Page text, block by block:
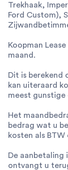
Trekhaak,
Ford Custom),
Koopman
maand.
Dit is berekend
kan uiteraard
meest
Het
bedrag wat u
kosten als BTW
De aanbetaling
ontvangt u